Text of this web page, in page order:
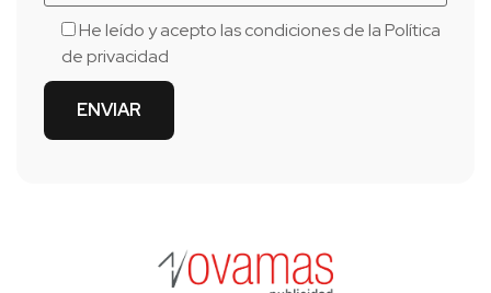
He leído y acepto las condiciones de laPolítica
de privacidad